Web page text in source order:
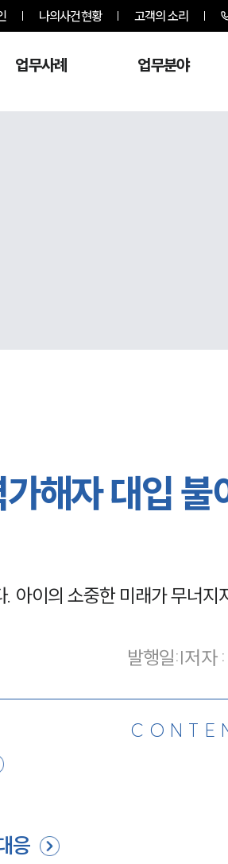
나의사건현황 고객의 소리
업무사례 업무분야
해자 대입 불
아이의 소중한 미래가 무너지
발행일:|저자 :
응